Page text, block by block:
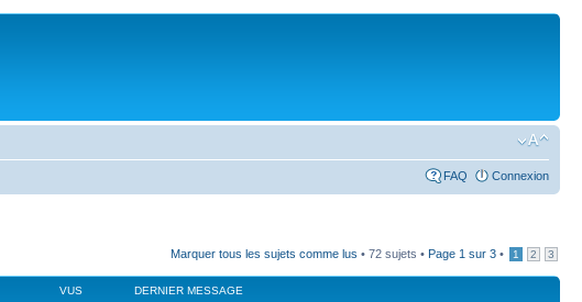
FAQ Connexion
Marquer tous les sujets comme lus • 72 sujets • Page 1 sur 3 • 1 2 3
VUS DERNIER MESSAGE